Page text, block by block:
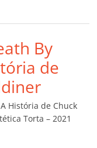
y
Li
n
k
p
ar
til
h
ar
By
de
História de Chuck
Torta – 2021